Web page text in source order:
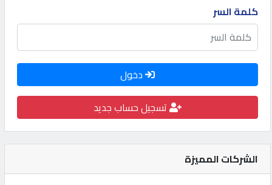
كيو
نمبر
كيو
كارز
كيو
ماركت
كلمة السر
دخول
تسجيل حساب جديد
الشركات المميزة